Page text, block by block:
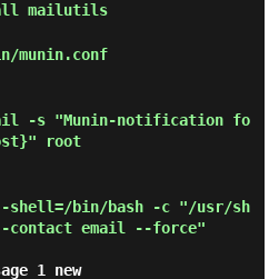
mailutils
munin.conf
-s "Munin-notification fo
root
shell=/bin/bash -c "/usr/sh
contact email --force"
1 new